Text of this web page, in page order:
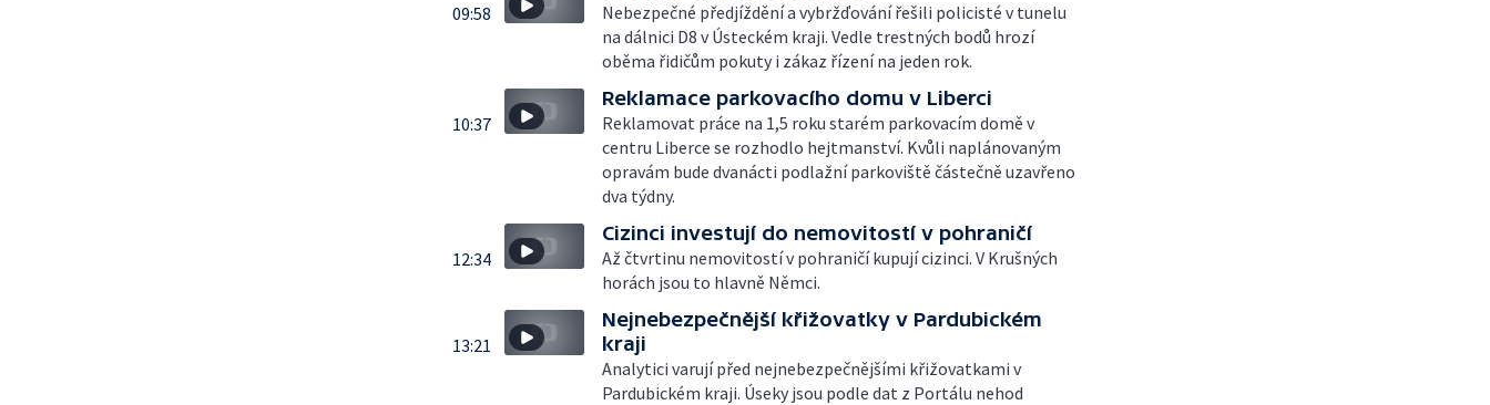
09:58
Nebezpečné předjíždění a vybržďování řešili policisté v tunelu
na dálnici D8 v Ústeckém kraji. Vedle trestných bodů hrozí
oběma řidičům pokuty i zákaz řízení na jeden rok.
10:37
Reklamace parkovacího domu v Liberci
Reklamovat práce na 1,5 roku starém parkovacím domě v
centru Liberce se rozhodlo hejtmanství. Kvůli naplánovaným
opravám bude dvanácti podlažní parkoviště částečně uzavřeno
dva týdny.
12:34
Cizinci investují do nemovitostí v pohraničí
Až čtvrtinu nemovitostí v pohraničí kupují cizinci. V Krušných
horách jsou to hlavně Němci.
13:21
Nejnebezpečnější křižovatky v Pardubickém
kraji
Analytici varují před nejnebezpečnějšími křižovatkami v
Pardubickém kraji. Úseky jsou podle dat z Portálu nehod